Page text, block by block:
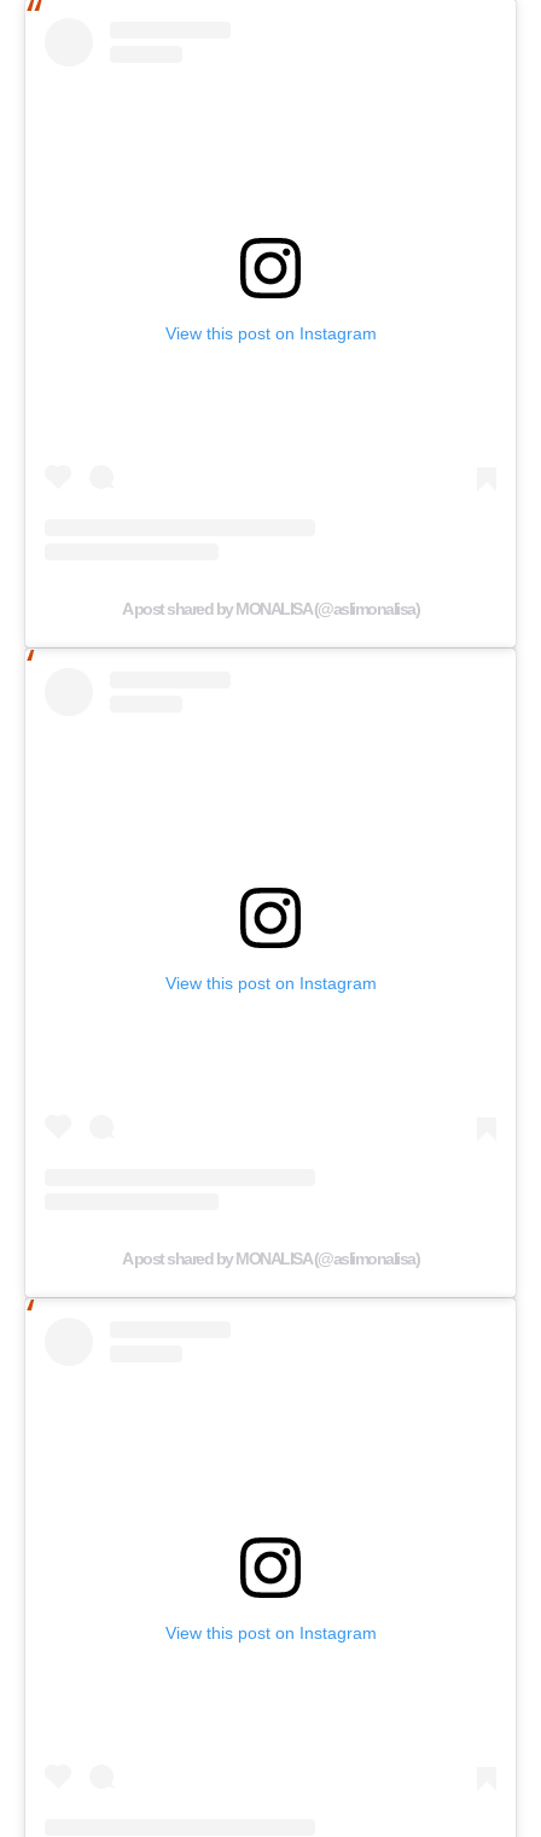
View this post on Instagram
A post shared by MONALISA (@aslimonalisa)
View this post on Instagram
A post shared by MONALISA (@aslimonalisa)
View this post on Instagram